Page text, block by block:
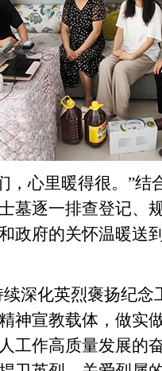
，心里暖得很。”
墓逐一排查登记、
政府的关怀温暖送
深化英烈褒扬纪
神宣教载体，做实
工作高质量发展的